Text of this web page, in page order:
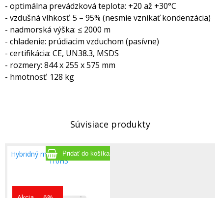
- optimálna prevádzková teplota: +20 až +30°C
- vzdušná vlhkosť: 5 – 95% (nesmie vznikať kondenzácia)
- nadmorská výška: ≤ 2000 m
- chladenie: prúdiacim vzduchom (pasívne)
- certifikácia: CE, UN38.3, MSDS
- rozmery: 844 x 255 x 575 mm
- hmotnosť: 128 kg
Súvisiace produkty
Hybridný menič 10kW Geti GF-
I10H3